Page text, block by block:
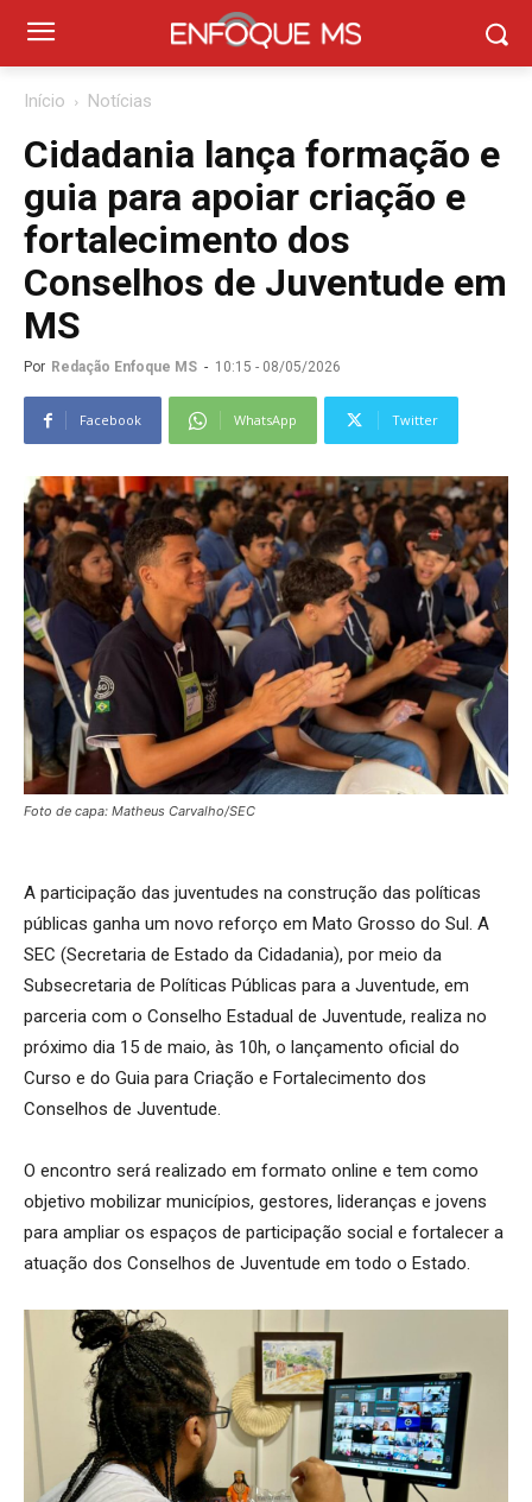
Início Notícias
Cidadania lança formação e
guia para apoiar criação e
fortalecimento dos
Conselhos de Juventude em
MS
Por Redação Enfoque MS - 10:15 - 08/05/2026
Facebook WhatsApp Twitter
Foto de capa: Matheus Carvalho/SEC
A participação das juventudes na construção das políticas
públicas ganha um novo reforço em Mato Grosso do Sul. A
SEC (Secretaria de Estado da Cidadania), por meio da
Subsecretaria de Políticas Públicas para a Juventude, em
parceria com o Conselho Estadual de Juventude, realiza no
próximo dia 15 de maio, às 10h, o lançamento oficial do
Curso e do Guia para Criação e Fortalecimento dos
Conselhos de Juventude.
O encontro será realizado em formato online e tem como
objetivo mobilizar municípios, gestores, lideranças e jovens
para ampliar os espaços de participação social e fortalecer a
atuação dos Conselhos de Juventude em todo o Estado.